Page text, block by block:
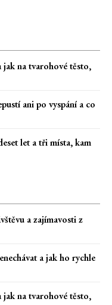
na tvarohové těsto,
ani po vyspání a co
let a tři místa, kam
a zajímavosti z
a jak ho rychle
na tvarohové těsto,